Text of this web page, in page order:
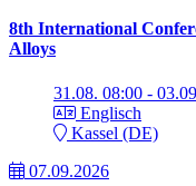
8th International
Alloys
31.08. 08:00 -
Englisch
Kassel (DE)
07.09.2026